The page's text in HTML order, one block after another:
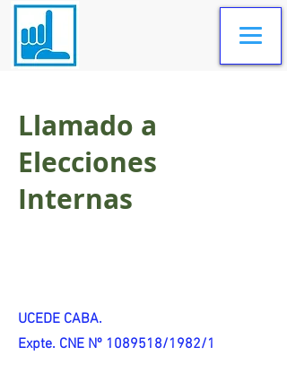
Llamado a
Elecciones
Internas
UCEDE CABA.
Expte. CNE Nº 1089518/1982/1